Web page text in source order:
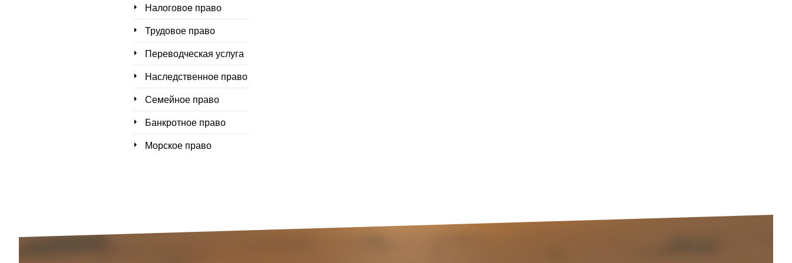
Налоговoe право
Трудовое право
Переводческая услуга
Наследственное право
Семейное право
Банкротное право
Морское право